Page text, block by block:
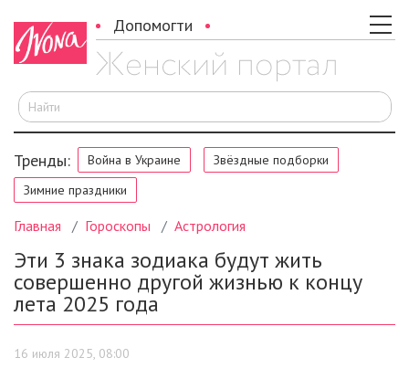
Допомогти
Тренды: Война в Украине
Звёздные подборки
Зимние праздники
Главная Гороскопы Астрология
Эти 3 знака зодиака будут жить
совершенно другой жизнью к концу
лета 2025 года
16 июля 2025, 08:00